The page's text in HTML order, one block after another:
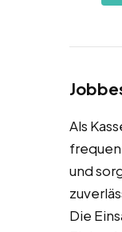
Als
und
Die